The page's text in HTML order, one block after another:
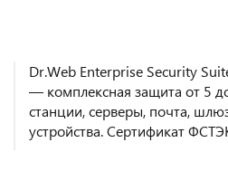
Dr.Web Enterprise Security
— комплексная защита от 5
станции, серверы, почта,
устройства. Сертификат